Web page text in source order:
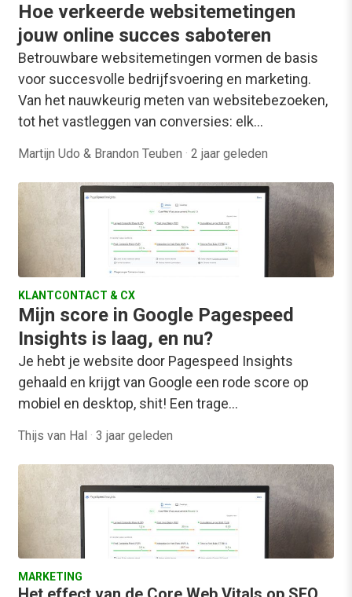
Hoe verkeerde websitemetingen
jouw online succes saboteren
Betrouwbare websitemetingen vormen de basis
voor succesvolle bedrijfsvoering en marketing.
Van het nauwkeurig meten van websitebezoeken,
tot het vastleggen van conversies: elk…
Martijn Udo & Brandon Teuben · 2 jaar geleden
KLANTCONTACT & CX
Mijn score in Google Pagespeed
Insights is laag, en nu?
Je hebt je website door Pagespeed Insights
gehaald en krijgt van Google een rode score op
mobiel en desktop, shit! Een trage…
Thijs van Hal · 3 jaar geleden
MARKETING